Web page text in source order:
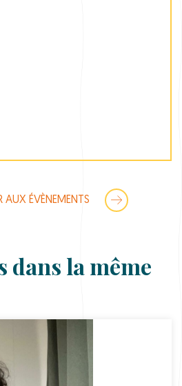
AUX ÉVÈNEMENTS
dans la même